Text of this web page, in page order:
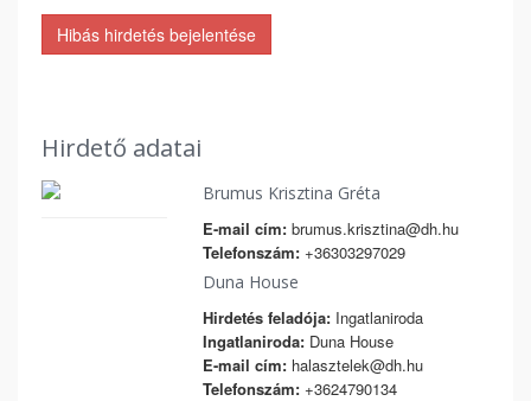
Hibás hirdetés bejelentése
Hirdető adatai
Brumus Krisztina Gréta
E-mail cím:brumus.krisztina@dh.hu
Telefonszám:+36303297029
Duna House
Hirdetés feladója:Ingatlaniroda
Ingatlaniroda:Duna House
E-mail cím:halasztelek@dh.hu
Telefonszám:+3624790134